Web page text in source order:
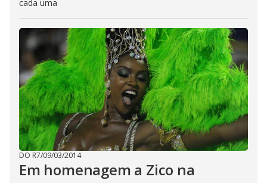
cada uma
DO R7/09/03/2014
Em homenagem a Zico na